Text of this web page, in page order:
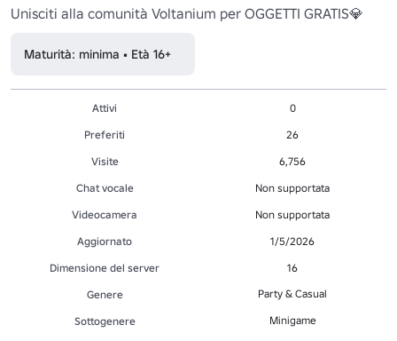
Unisciti alla comunità Voltanium per OGGETTI GRATIS💎
Maturità: minima • Età 16+
Attivi
0
Preferiti
26
Visite
6,756
Chat vocale
Non supportata
Videocamera
Non supportata
Aggiornato
1/5/2026
Dimensione del server
16
Genere
Party & Casual
Sottogenere Minigame